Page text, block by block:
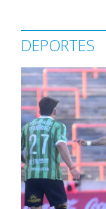
DEPORTES